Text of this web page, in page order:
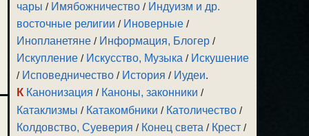
чары / Имябожничество / Индуизм и др.
восточные религии / Иноверные /
Инопланетяне / Информация, Блогер /
Искупление / Искусство, Музыка / Искушение
/ Исповедничество / История / Иудеи.
К Канонизация / Каноны, законники /
Катаклизмы / Катакомбники / Католичество /
Колдовство, Суеверия / Конец света / Крест /